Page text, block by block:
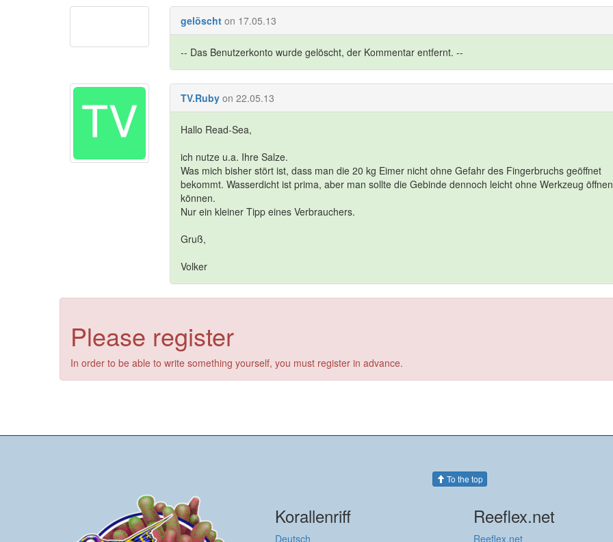
gelöscht on 17.05.13
-- Das Benutzerkonto wurde gelöscht, der Kommentar entfernt. --
TV.Ruby on 22.05.13
Hallo Read-Sea,
ich nutze u.a. Ihre Salze.
Was mich bisher stört ist, dass man die 20 kg Eimer nicht ohne Gefahr des Fingerbruchs geöffnet
bekommt. Wasserdicht ist prima, aber man sollte die Gebinde dennoch leicht ohne Werkzeug öffnen
können.
Nur ein kleiner Tipp eines Verbrauchers.
Gruß,
Volker
Please register
In order to be able to write something yourself, you must register in advance.
To the top
Korallenriff
Deutsch
Reeflex.net
Reeflex.net